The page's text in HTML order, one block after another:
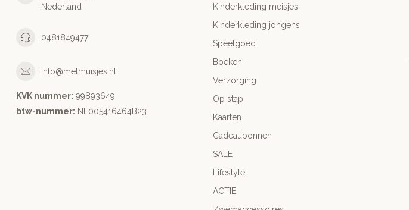
Nederland
0481849477
info@metmuisjes.nl
KVK nummer: 99893649
btw-nummer: NL005416464B23
Kinderkleding meisjes
Kinderkleding jongens
Speelgoed
Boeken
Verzorging
Op stap
Kaarten
Cadeaubonnen
SALE
Lifestyle
ACTIE